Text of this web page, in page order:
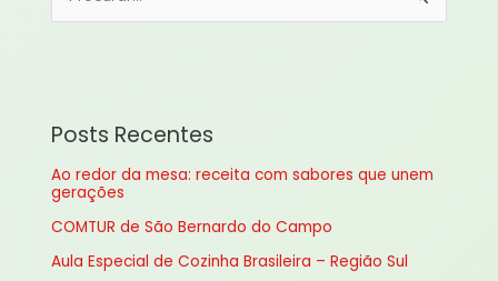
i
s
a
r
p
Posts Recentes
Ao redor da mesa: receita com sabores que unem
gerações
COMTUR de São Bernardo do Campo
Aula Especial de Cozinha Brasileira – Região Sul